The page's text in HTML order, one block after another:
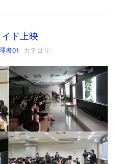
ド上映
者01 カテゴリ: